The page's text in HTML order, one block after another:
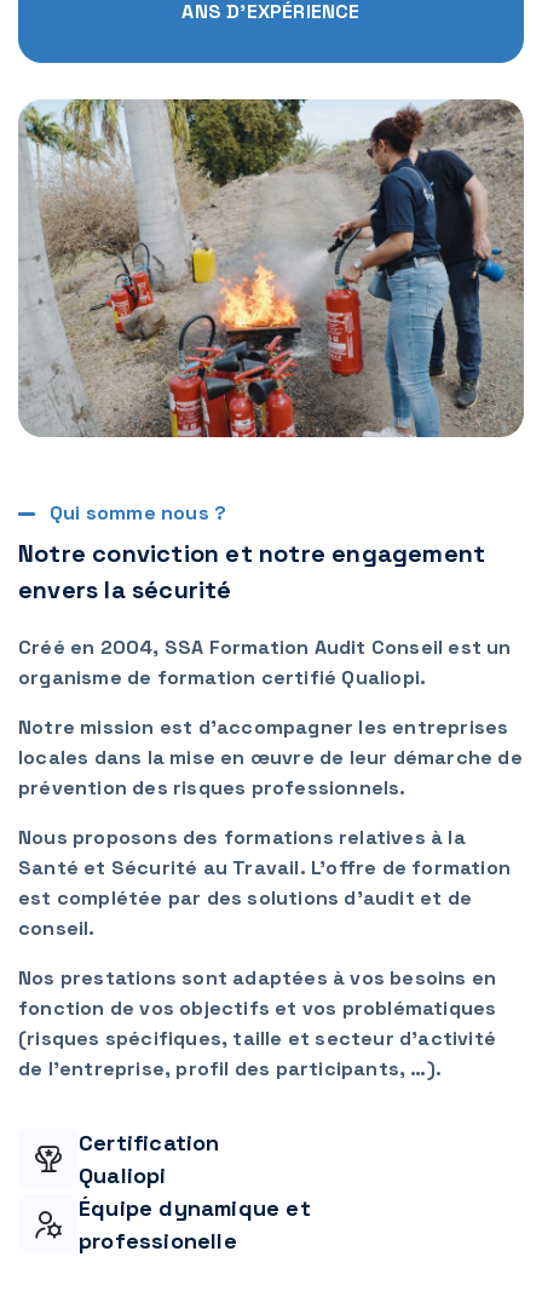
ANS D'EXPÉRIENCE
Qui somme nous ?
Notre conviction et notre engagement
envers la sécurité
Créé en 2004, SSA Formation Audit Conseil est un
organisme de formation certifié Qualiopi.
Notre mission est d’accompagner les entreprises
locales dans la mise en œuvre de leur démarche de
prévention des risques professionnels.
Nous proposons des formations relatives à la
Santé et Sécurité au Travail. L’offre de formation
est complétée par des solutions d’audit et de
conseil.
Nos prestations sont adaptées à vos besoins en
fonction de vos objectifs et vos problématiques
(risques spécifiques, taille et secteur d’activité
de l'entreprise, profil des participants, …).
Certification
Qualiopi
Équipe dynamique et
professionelle